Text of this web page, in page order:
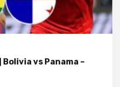
Bolivia vs Panama –